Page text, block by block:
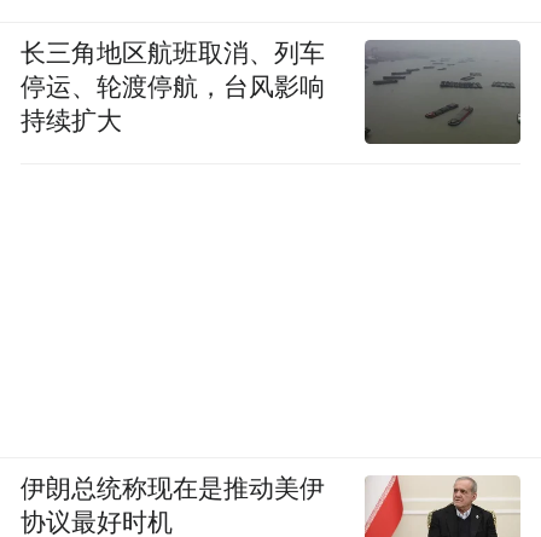
长三角地区航班取消、列车
停运、轮渡停航，台风影响
持续扩大
伊朗总统称现在是推动美伊
协议最好时机